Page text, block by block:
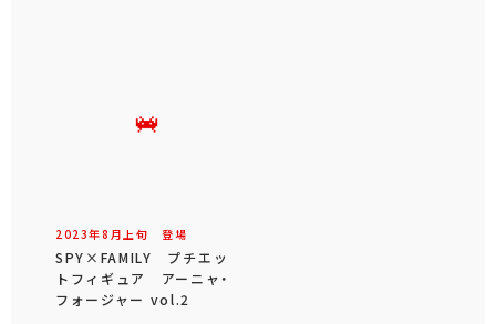
2023年8 月 上旬 登場
SPY×FAMILY プチエッ
トフィギュア アーニャ・
フォージャー vol.2